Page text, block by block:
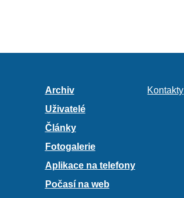
Archiv
Uživatelé
Články
Fotogalerie
Aplikace na telefony
Počasí na web
Kontakty